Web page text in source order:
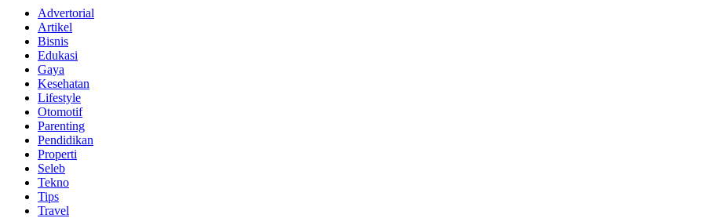
Advertorial
Artikel
Bisnis
Edukasi
Gaya
Kesehatan
Lifestyle
Otomotif
Parenting
Pendidikan
Properti
Seleb
Tekno
Tips
Travel